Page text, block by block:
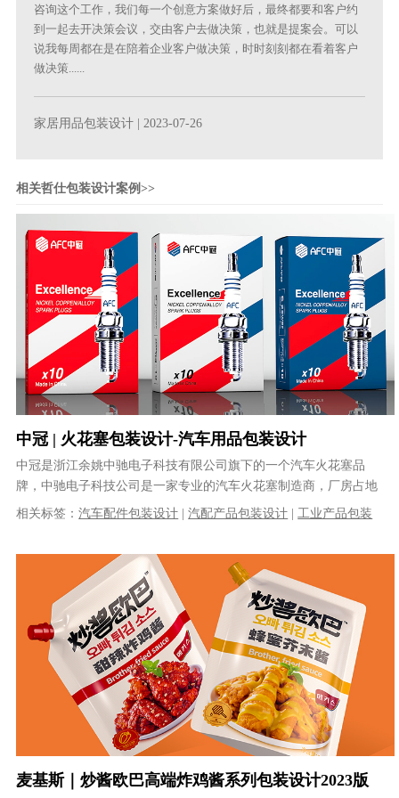
咨询这个工作，我们每一个创意方案做好后，最终都要和客户约
到一起去开决策会议，交由客户去做决策，也就是提案会。可以
说我每周都在是在陪着企业客户做决策，时时刻刻都在看着客户
做决策......
家居用品包装设计 | 2023-07-26
相关哲仕包装设计案例>>
中冠 | 火花塞包装设计-汽车用品包装设计
中冠是浙江余姚中驰电子科技有限公司旗下的一个汽车火花塞品
牌，中驰电子科技公司是一家专业的汽车火花塞制造商，厂房占地
6000平方米，拥有近80名高科技生......
相关标签：汽车配件包装设计 |汽配产品包装设计 |工业产品包装
麦基斯｜炒酱欧巴高端炸鸡酱系列包装设计2023版